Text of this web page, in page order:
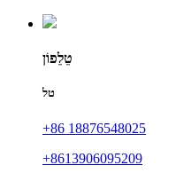
טֵלֵפוֹן
טל
+86 18876548025
‎+8613906095209